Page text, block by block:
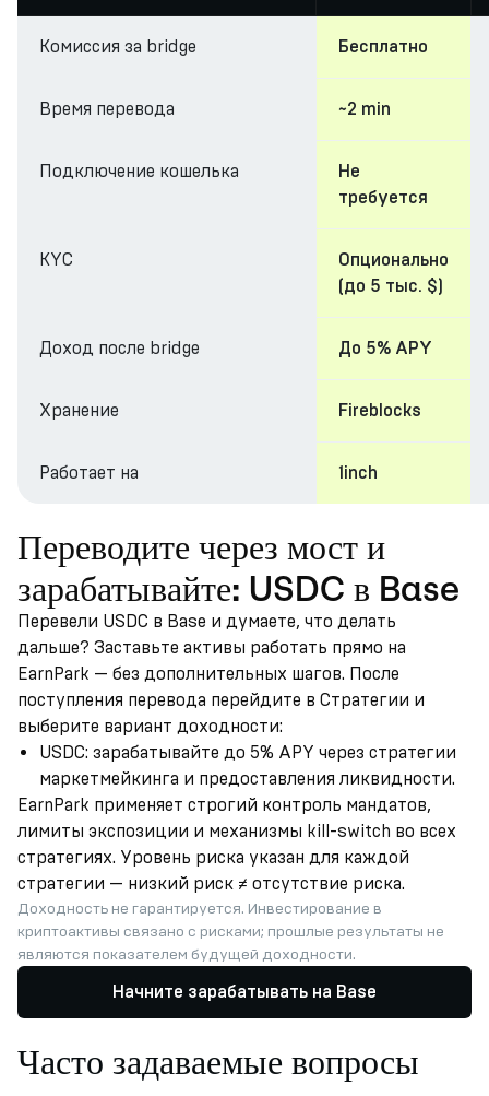
Комиссия за bridge Бесплатно
Время перевода ~2 min
Подключение кошелька
Не
требуется
KYC
Опционально
(до 5 тыс. $)
Доход после bridge До 5% APY
Хранение Fireblocks
Работает на 1inch
Переводите через мост и
зарабатывайте: USDC в Base
Перевели USDC в Base и думаете, что делать
дальше? Заставьте активы работать прямо на
EarnPark — без дополнительных шагов. После
поступления перевода перейдите в Стратегии и
выберите вариант доходности:
USDC: зарабатывайте до 5% APY через стратегии
маркетмейкинга и предоставления ликвидности.
EarnPark применяет строгий контроль мандатов,
лимиты экспозиции и механизмы kill-switch во всех
стратегиях. Уровень риска указан для каждой
стратегии — низкий риск ≠ отсутствие риска.
Доходность не гарантируется. Инвестирование в
криптоактивы связано с рисками; прошлые результаты не
являются показателем будущей доходности.
Начните зарабатывать на Base
Часто задаваемые вопросы